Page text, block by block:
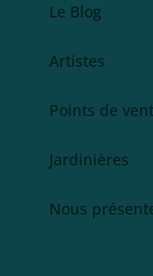
Le Blog
Artistes
Points de
Jardinières
Nous